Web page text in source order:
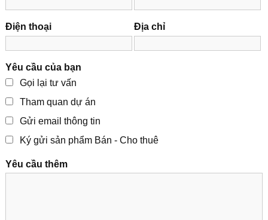
Điện thoại Địa chỉ
Yêu cầu của bạn
Gọi lại tư vấn
Tham quan dự án
Gửi email thông tin
Ký gửi sản phẩm Bán - Cho thuê
Yêu cầu thêm